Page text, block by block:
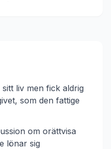
liv men fick aldrig
som den fattige
om orättvisa
lönar sig